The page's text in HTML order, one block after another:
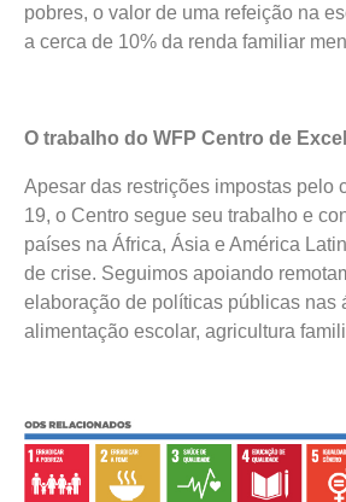
pobres, o valor de uma refeição na
a cerca de 10% da renda familiar
O trabalho do WFP Centro de
Apesar das restrições impostas pelo
19, o Centro segue seu trabalho e
países na África, Ásia e América
de crise. Seguimos apoiando
elaboração de políticas públicas nas
alimentação escolar, agricultura